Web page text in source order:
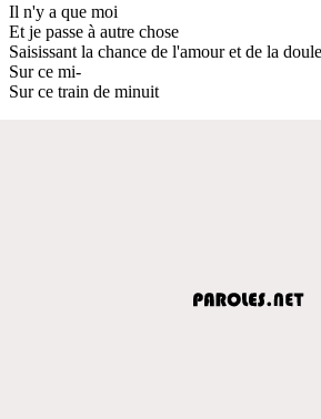
Il n'y a que moi
Et je passe à autre chose
Saisissant la chance de l'amour et de la
Sur ce mi-
Sur ce train de minuit